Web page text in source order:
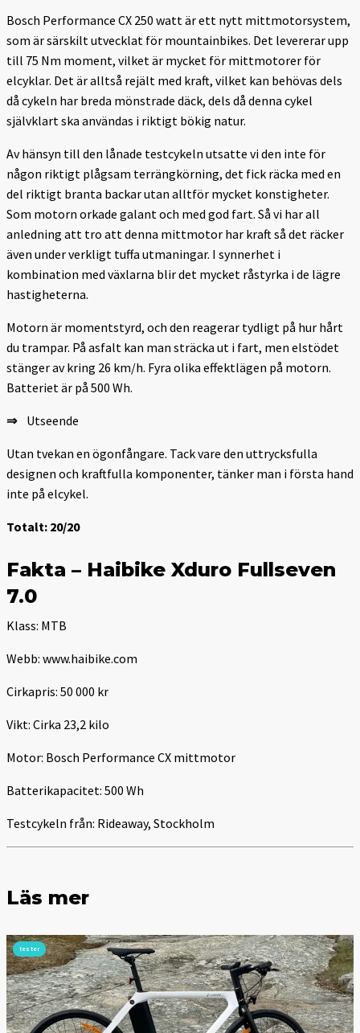
Bosch Performance CX 250 watt är ett nytt mittmotorsystem,
som är särskilt utvecklat för mountainbikes. Det levererar upp
till 75 Nm moment, vilket är mycket för mittmotorer för
elcyklar. Det är alltså rejält med kraft, vilket kan behövas dels
då cykeln har breda mönstrade däck, dels då denna cykel
självklart ska användas i riktigt bökig natur.
Av hänsyn till den lånade testcykeln utsatte vi den inte för
någon riktigt plågsam terrängkörning, det fick räcka med en
del riktigt branta backar utan alltför mycket konstigheter.
Som motorn orkade galant och med god fart. Så vi har all
anledning att tro att denna mittmotor har kraft så det räcker
även under verkligt tuffa utmaningar. I synnerhet i
kombination med växlarna blir det mycket råstyrka i de lägre
hastigheterna.
Motorn är momentstyrd, och den reagerar tydligt på hur hårt
du trampar. På asfalt kan man sträcka ut i fart, men elstödet
stänger av kring 26 km/h. Fyra olika effektlägen på motorn.
Batteriet är på 500 Wh.
⇒Utseende
Utan tvekan en ögonfångare. Tack vare den uttrycksfulla
designen och kraftfulla komponenter, tänker man i första hand
inte på elcykel.
Totalt: 20/20
Fakta – Haibike Xduro Fullseven
7.0
Klass: MTB
Webb: www.haibike.com
Cirkapris: 50 000 kr
Vikt: Cirka 23,2 kilo
Motor: Bosch Performance CX mittmotor
Batterikapacitet: 500 Wh
Testcykeln från: Rideaway, Stockholm
Läs mer
tester